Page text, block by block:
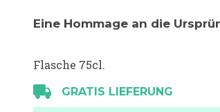
Eine Hommage an die
Flasche 75cl.
GRATIS LIEFERUNG